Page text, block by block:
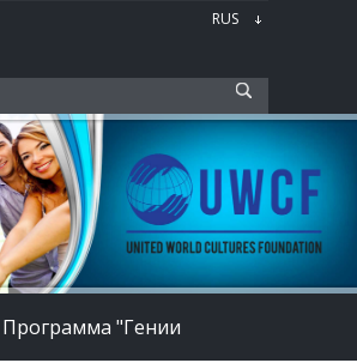
Программа "Гении